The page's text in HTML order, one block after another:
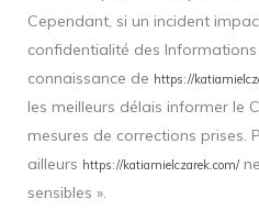
Cependant, si un incident
confidentialité des
connaissance de https://
les meilleurs délais informer le
mesures de corrections prises.
ailleurs https://katiamielczarek.com/
sensibles ».